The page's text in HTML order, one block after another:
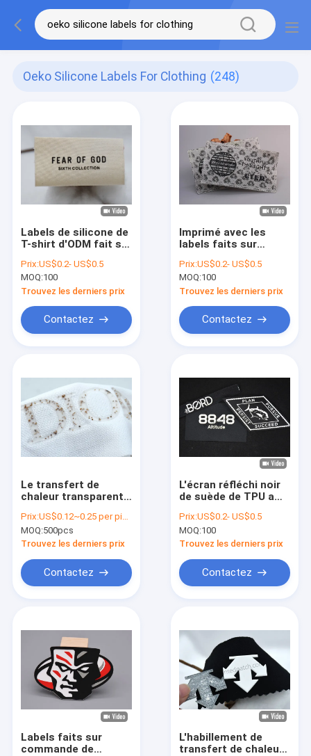
Oeko Silicone Labels For Clothing (248)
Labels de silicone de
T-shirt d'ODM fait sur
d'étiquettes et de
labels pour
l'habillement
Prix:US$0.2- US$0.5
MOQ:100
Trouvez les derniers prix
Contactez
Imprimé avec les
labels faits sur
silicone de logos
brillants noirs pour
l'habillement
Prix:US$0.2- US$0.5
MOQ:100
Trouvez les derniers prix
Contactez
Le transfert de
chaleur transparent
fer de GV sur des
étiquettes pour
l'habillement
Prix:US$0.12~0.25 per piece
MOQ:500pcs
Trouvez les derniers prix
Contactez
L'écran réfléchi noir
de suède de TPU a
corrections
stigmatisent des
labels pour
Prix:US$0.2- US$0.5
MOQ:100
Trouvez les derniers prix
Contactez
Labels faits sur
commande de
L'habillement de
transfert de chaleur